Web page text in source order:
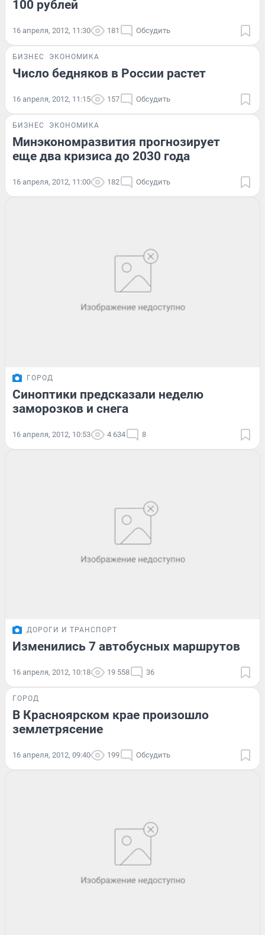
100 рублей
16 апреля, 2012, 11:30 181 Обсудить
БИЗНЕС ЭКОНОМИКА
Число бедняков в России растет
16 апреля, 2012, 11:15 157 Обсудить
БИЗНЕС ЭКОНОМИКА
Минэкономразвития прогнозирует
еще два кризиса до 2030 года
16 апреля, 2012, 11:00 182 Обсудить
ГОРОД
Синоптики предсказали неделю
заморозков и снега
16 апреля, 2012, 10:53 4 634 8
ДОРОГИ И ТРАНСПОРТ
Изменились 7 автобусных маршрутов
16 апреля, 2012, 10:18 19 558 36
ГОРОД
В Красноярском крае произошло
землетрясение
16 апреля, 2012, 09:40 199 Обсудить